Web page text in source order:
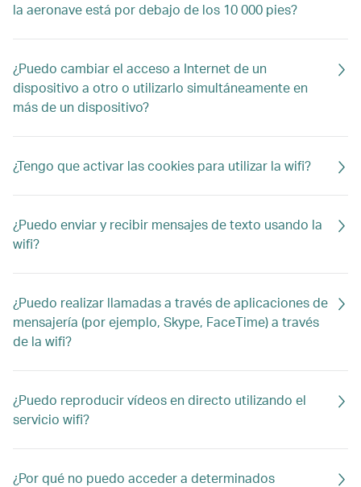
la aeronave está por debajo de los 10 000 pies?
¿Puedo cambiar el acceso a Internet de un
dispositivo a otro o utilizarlo simultáneamente en
más de un dispositivo?
¿Tengo que activar las cookies para utilizar la wifi?
¿Puedo enviar y recibir mensajes de texto usando la
wifi?
¿Puedo realizar llamadas a través de aplicaciones de
mensajería (por ejemplo, Skype, FaceTime) a través
de la wifi?
¿Puedo reproducir vídeos en directo utilizando el
servicio wifi?
¿Por qué no puedo acceder a determinados